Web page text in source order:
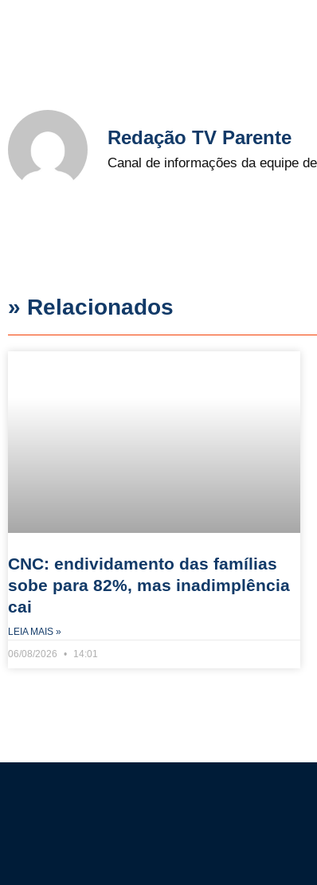
Redação TV Parente
Canal de informações da equipe
» Relacionados
CNC: endividamento das famílias
sobe para 82%, mas inadimplência
cai
LEIA MAIS »
06/08/2026
14:01